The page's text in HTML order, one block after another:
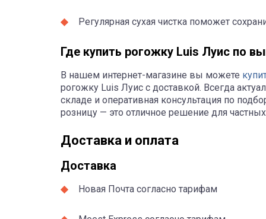
Регулярная сухая чистка поможет
Где купить рогожку Luis Луис по
В нашем интернет-магазине вы можете
рогожку Luis Луис с доставкой. Всегда
складе и оперативная консультация по
розницу — это отличное решение для
Доставка и оплата
Доставка
Новая Почта согласно тарифам